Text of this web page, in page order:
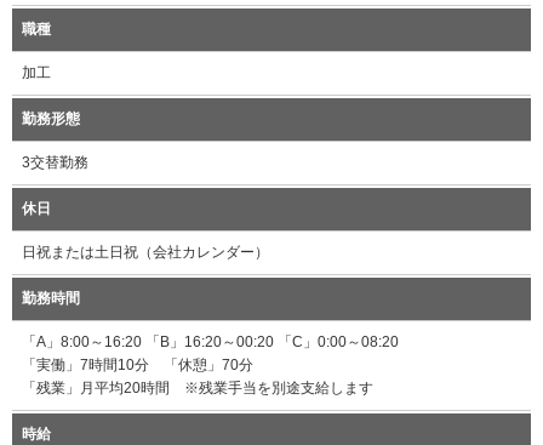
職種
加工
勤務形態
3交替勤務
休日
日祝または土日祝（会社カレンダー）
勤務時間
「A」8:00～16:20 「B」16:20～00:20 「C」0:00～08:20
「実働」7時間10分 「休憩」70分
「残業」月平均20時間 ※残業手当を別途支給します
時給